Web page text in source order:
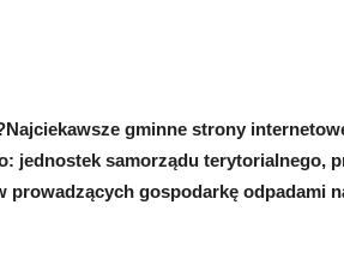
gminne strony
jednostek samorządu terytorialnego,
prowadzących gospodarkę odpadami